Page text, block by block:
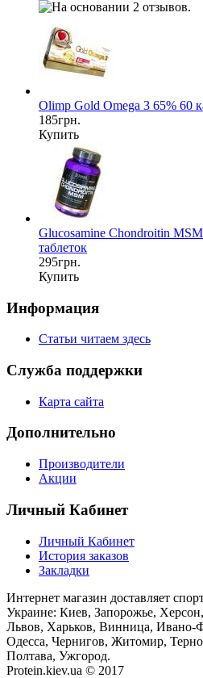
Olimp Gold Omega 3 65% 60
185грн.
Купить
Glucosamine Chondroitin
таблеток
295грн.
Купить
Информация
Статьи читаем здесь
Служба поддержки
Карта сайта
Дополнительно
Производители
Акции
Личный Кабинет
Личный Кабинет
История заказов
Закладки
Интернет магазин доставляет
Украине: Киев, Запорожье,
Львов, Харьков, Винница, Ивано-
Одесса, Чернигов, Житомир,
Полтава, Ужгород.
Protein.kiev.ua © 2017